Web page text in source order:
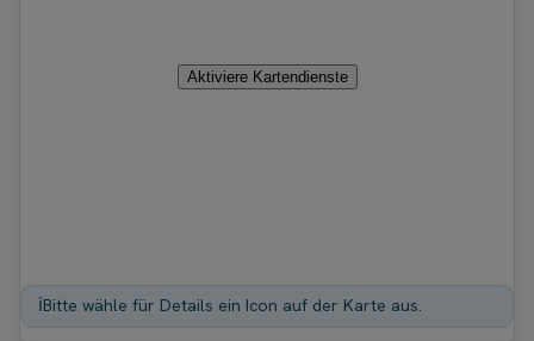
Aktiviere Kartendienste
ℹ️Bitte wähle für Details ein Icon auf der Karte aus.